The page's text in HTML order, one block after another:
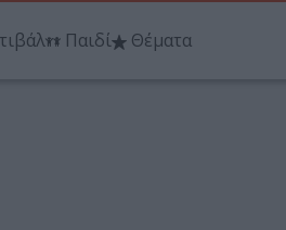
Παιδί Θέματα